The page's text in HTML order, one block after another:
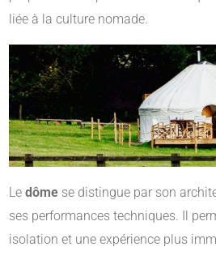
liée à la culture nomade.
Le dôme se distingue par son
ses performances techniques. Il
isolation et une expérience plus